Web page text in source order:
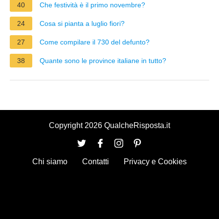
40 Che festività è il primo novembre?
24 Cosa si pianta a luglio fiori?
27 Come compilare il 730 del defunto?
38 Quante sono le province italiane in tutto?
Copyright 2026 QualcheRisposta.it
Chi siamo Contatti Privacy e Cookies